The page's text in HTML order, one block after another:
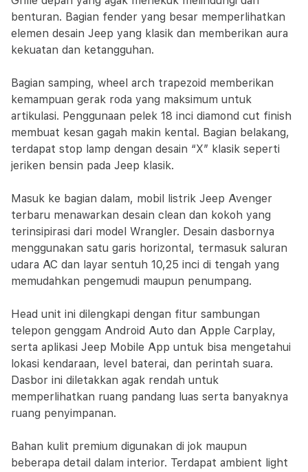
benturan. Bagian fender yang besar memperlihatkan
elemen desain Jeep yang klasik dan memberikan aura
kekuatan dan ketangguhan.
Bagian samping, wheel arch trapezoid memberikan
kemampuan gerak roda yang maksimum untuk
artikulasi. Penggunaan pelek 18 inci diamond cut finish
membuat kesan gagah makin kental. Bagian belakang,
terdapat stop lamp dengan desain “X” klasik seperti
jeriken bensin pada Jeep klasik.
Masuk ke bagian dalam, mobil listrik Jeep Avenger
terbaru menawarkan desain clean dan kokoh yang
terinsipirasi dari model Wrangler. Desain dasbornya
menggunakan satu garis horizontal, termasuk saluran
udara AC dan layar sentuh 10,25 inci di tengah yang
memudahkan pengemudi maupun penumpang.
Head unit ini dilengkapi dengan fitur sambungan
telepon genggam Android Auto dan Apple Carplay,
serta aplikasi Jeep Mobile App untuk bisa mengetahui
lokasi kendaraan, level baterai, dan perintah suara.
Dasbor ini diletakkan agak rendah untuk
memperlihatkan ruang pandang luas serta banyaknya
ruang penyimpanan.
Bahan kulit premium digunakan di jok maupun
beberapa detail dalam interior. Terdapat ambient light